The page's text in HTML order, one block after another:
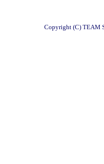
Copyright (C) TEAM